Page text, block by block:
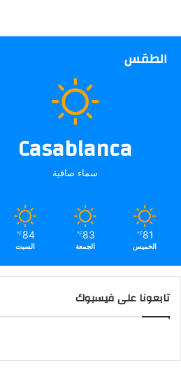
الطقس
Casablanca
سماء صافية
81
℉
الخميس
83
℉
الجمعة
84
℉
السبت
تابعونا على فيسبوك